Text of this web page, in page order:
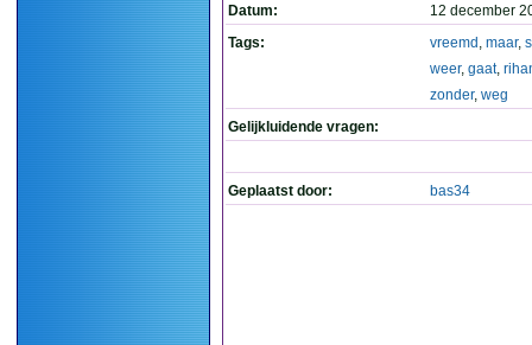
Datum:
12 december
Tags:
vreemd , maar,
weer, gaat,
zonder, weg
Gelijkluidende vragen:
Geplaatst door: bas34